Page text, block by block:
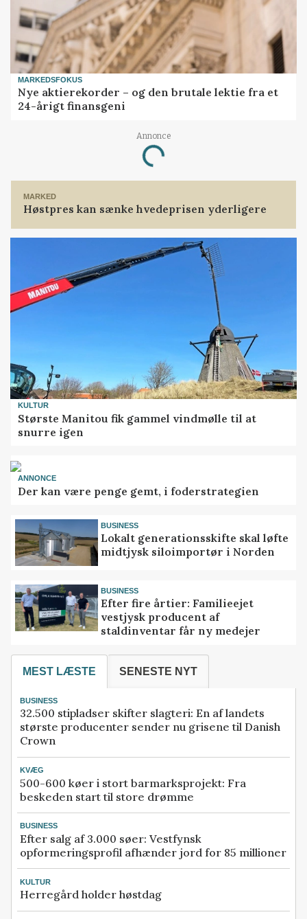
MARKEDSFOKUS
Nye aktierekorder – og den brutale lektie fra et
24-årigt finansgeni
Annonce
Loading...
MARKED
Høstpres kan sænke hvedeprisen yderligere
KULTUR
Største Manitou fik gammel vindmølle til at
snurre igen
ANNONCE
Der kan være penge gemt, i foderstrategien
BUSINESS
Lokalt generationsskifte skal løfte
midtjysk siloimportør i Norden
BUSINESS
Efter fire årtier: Familieejet
vestjysk producent af
staldinventar får ny medejer
MEST LÆSTE SENESTE NYT
BUSINESS
32.500 stipladser skifter slagteri: En af landets
største producenter sender nu grisene til Danish
Crown
KVÆG
500-600 køer i stort barmarksprojekt: Fra
beskeden start til store drømme
BUSINESS
Efter salg af 3.000 søer: Vestfynsk
opformeringsprofil afhænder jord for 85 millioner
KULTUR
Herregård holder høstdag